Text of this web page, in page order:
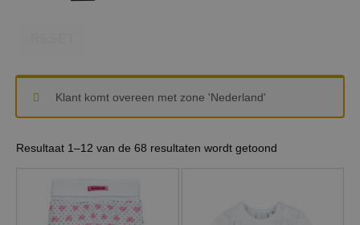
Klant komt overeen met zone 'Nederland'
Resultaat 1–12 van de 68 resultaten wordt getoond